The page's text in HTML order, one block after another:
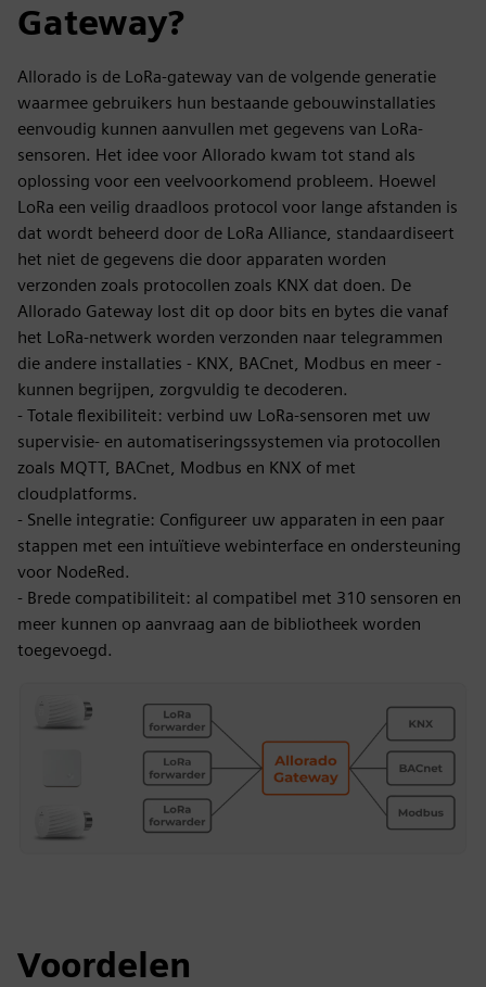
Gateway?
Allorado is de LoRa-gateway van de volgende generatie
waarmee gebruikers hun bestaande gebouwinstallaties
eenvoudig kunnen aanvullen met gegevens van LoRa-
sensoren. Het idee voor Allorado kwam tot stand als
oplossing voor een veelvoorkomend probleem. Hoewel
LoRa een veilig draadloos protocol voor lange afstanden is
dat wordt beheerd door de LoRa Alliance, standaardiseert
het niet de gegevens die door apparaten worden
verzonden zoals protocollen zoals KNX dat doen. De
Allorado Gateway lost dit op door bits en bytes die vanaf
het LoRa-netwerk worden verzonden naar telegrammen
die andere installaties - KNX, BACnet, Modbus en meer -
kunnen begrijpen, zorgvuldig te decoderen.
- Totale flexibiliteit: verbind uw LoRa-sensoren met uw
supervisie- en automatiseringssystemen via protocollen
zoals MQTT, BACnet, Modbus en KNX of met
cloudplatforms.
- Snelle integratie: Configureer uw apparaten in een paar
stappen met een intuïtieve webinterface en ondersteuning
voor NodeRed.
- Brede compatibiliteit: al compatibel met 310 sensoren en
meer kunnen op aanvraag aan de bibliotheek worden
toegevoegd.
Voordelen